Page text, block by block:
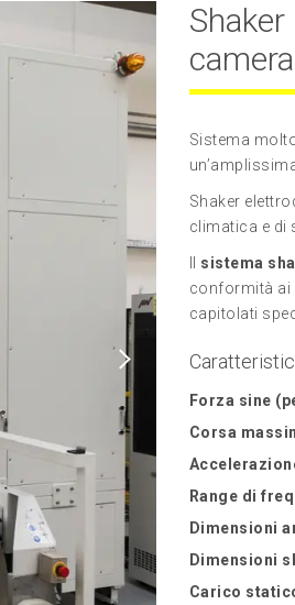
Sistema
Shaker
climatica e di
sistema
conformità ai
capitolati
Forza sine
Corsa
Range di
Dimensioni
Dimensioni
Carico